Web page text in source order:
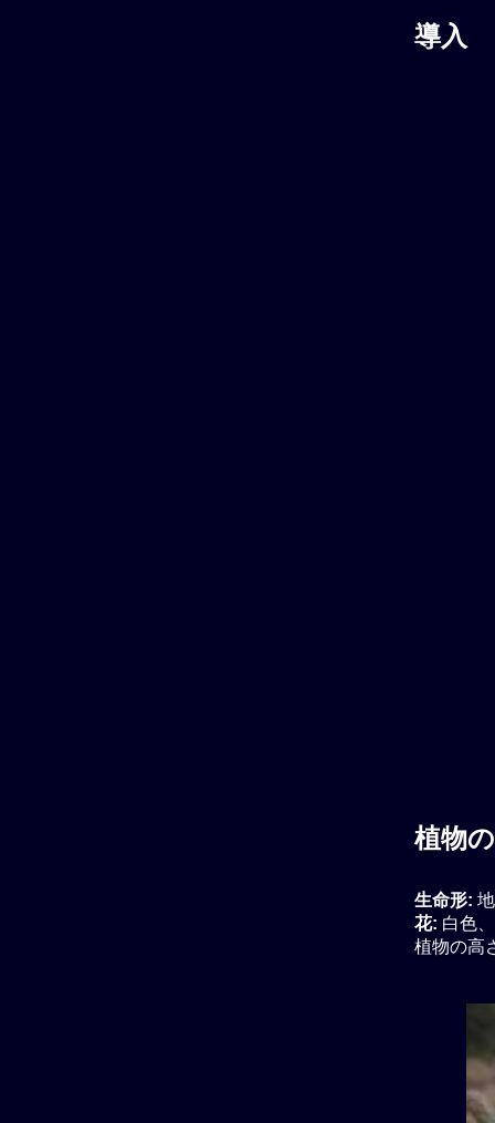
導入
植物
生命形:
花: 白色
植物の高